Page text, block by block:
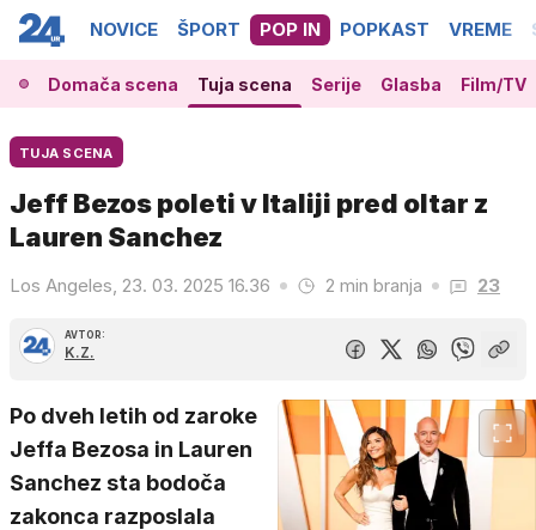
NOVICE ŠPORT POP IN POPKAST VREME
Domača scena Tuja scena Serije Glasba Film/TV
TUJA SCENA
Jeff Bezos poleti v Italiji pred oltar z
Lauren Sanchez
Los Angeles, 23. 03. 2025 16.36 2 min branja 23
AVTOR:
K.Z.
Po dveh letih od zaroke
Jeffa Bezosa in Lauren
Sanchez sta bodoča
zakonca razposlala